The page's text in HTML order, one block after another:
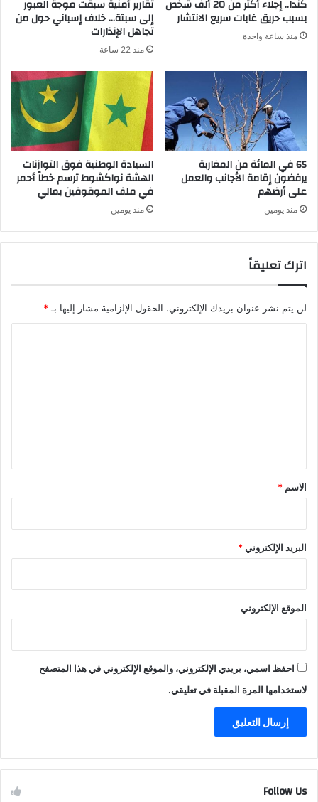
كندا.. إجلاء أكثر من 20 ألف شخص
بسبب حريق غابات سريع الانتشار
منذ ساعة واحدة
تقارير أمنية سبقت موجة العبور
إلى سبتة… خلاف إسباني حول من
تجاهل الإنذارات
منذ 22 ساعة
65 في المائة من المغاربة
يرفضون إقامة الأجانب والعمل
على أرضهم
منذ يومين
السيادة الوطنية فوق التوازنات
الهشة نواكشوط ترسم خطاً أحمر
في ملف الموقوفين بمالي
منذ يومين
اترك تعليقاً
لن يتم نشر عنوان بريدك الإلكتروني. الحقول الإلزامية مشار إليها بـ *
*
الاسم *
البريد الإلكتروني*
الموقع الإلكتروني
احفظ اسمي، بريدي الإلكتروني، والموقع الإلكتروني في هذا المتصفح
لاستخدامها المرة المقبلة في تعليقي.
Follow Us